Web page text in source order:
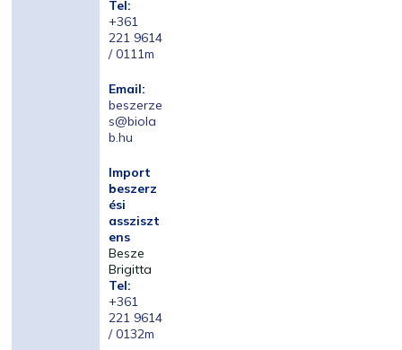
Tel:
+361
221 9614
/ 0111m
Email:
beszerze
s@biola
b.hu
Import
beszerz
ési
assziszt
ens
Besze
Brigitta
Tel:
+361
221 9614
/ 0132m